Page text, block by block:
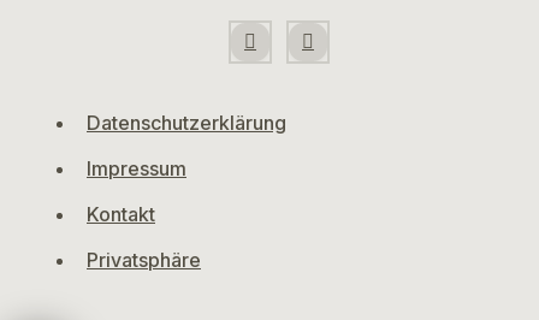
Datenschutzerklärung
Impressum
Kontakt
Privatsphäre